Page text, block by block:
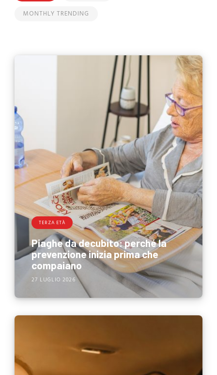
MONTHLY TRENDING
TERZA ETÀ
Piaghe da decubito: perché la
prevenzione inizia prima che
compaiano
27 LUGLIO 2026